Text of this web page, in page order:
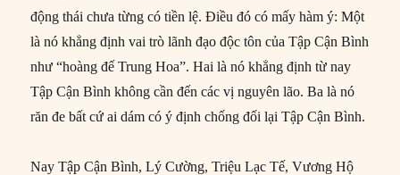
động thái chưa từng có tiền lệ. Điều đó có mấy hàm ý: Một
là nó khẳng định vai trò lãnh đạo độc tôn của Tập Cận Bình
như “hoàng đế Trung Hoa”. Hai là nó khẳng định từ nay
Tập Cận Bình không cần đến các vị nguyên lão. Ba là nó
răn đe bất cứ ai dám có ý định chống đối lại Tập Cận Bình.
Nay Tập Cận Bình, Lý Cường, Triệu Lạc Tế, Vương Hộ